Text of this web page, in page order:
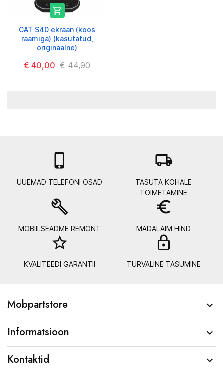

CAT S40 ekraan (koos
raamiga) (kasutatud,
originaalne)
€ 40,00 € 44,90

UUEMAD TELEFONI OSAD
local_shipping
TASUTA KOHALE
TOIMETAMINE
build
MOBIILSEADME REMONT
euro_symbol
MADALAIM HIND
star_border
KVALITEEDI GARANTII TURVALINE TASUMINE
Mobpartstore 
Informatsioon 
Kontaktid 